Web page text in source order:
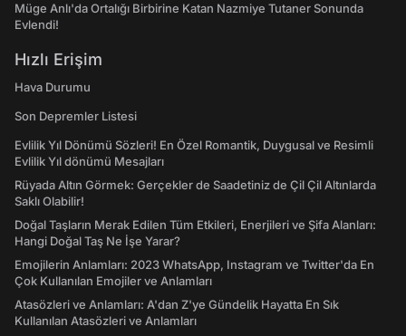
Müge Anlı'da Ortalığı Birbirine Katan Nazmiye Tutaner Sonunda
Evlendi!
Hızlı Erişim
Hava Durumu
Son Depremler Listesi
Evlilik Yıl Dönümü Sözleri! En Özel Romantik, Duygusal ve Resimli
Evlilik Yıl dönümü Mesajları
Rüyada Altın Görmek: Gerçekler de Saadetiniz de Çil Çil Altınlarda
Saklı Olabilir!
Doğal Taşların Merak Edilen Tüm Etkileri, Enerjileri ve Şifa Alanları:
Hangi Doğal Taş Ne İşe Yarar?
Emojilerin Anlamları: 2023 WhatsApp, Instagram ve Twitter'da En
Çok Kullanılan Emojiler ve Anlamları
Atasözleri ve Anlamları: A'dan Z'ye Gündelik Hayatta En Sık
Kullanılan Atasözleri ve Anlamları